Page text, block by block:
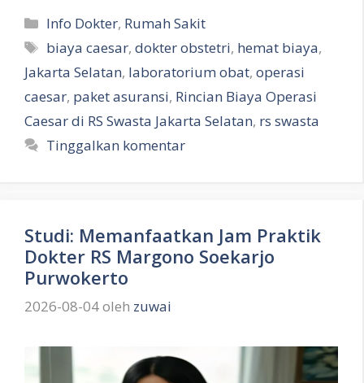
Kategori
Info Dokter, Rumah Sakit
Tag
biaya caesar,dokter obstetri, hemat biaya,
Jakarta Selatan, laboratorium obat, operasi
caesar, paket asuransi, Rincian Biaya Operasi
Caesar di RS Swasta Jakarta Selatan, rs swasta
Tinggalkan komentar
Studi: Memanfaatkan Jam Praktik
Dokter RS Margono Soekarjo
Purwokerto
2026-08-04oleh zuwai